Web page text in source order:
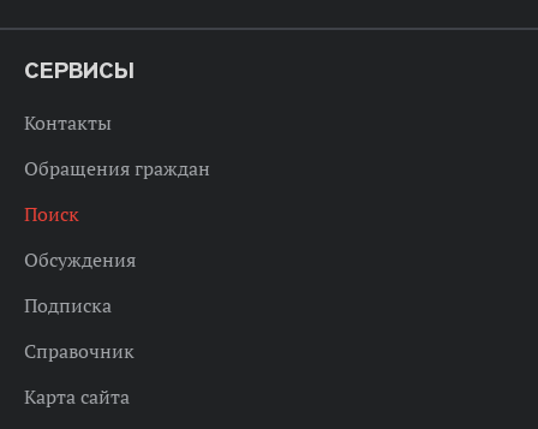
СЕРВИСЫ
Контакты
Обращения граждан
Поиск
Обсуждения
Подписка
Справочник
Карта сайта